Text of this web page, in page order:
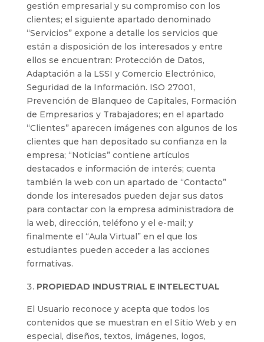
gestión empresarial y su compromiso con los
clientes; el siguiente apartado denominado
“Servicios” expone a detalle los servicios que
están a disposición de los interesados y entre
ellos se encuentran: Protección de Datos,
Adaptación a la LSSI y Comercio Electrónico,
Seguridad de la Información. ISO 27001,
Prevención de Blanqueo de Capitales, Formación
de Empresarios y Trabajadores; en el apartado
“Clientes” aparecen imágenes con algunos de los
clientes que han depositado su confianza en la
empresa; “Noticias” contiene artículos
destacados e información de interés; cuenta
también la web con un apartado de “Contacto”
donde los interesados pueden dejar sus datos
para contactar con la empresa administradora de
la web, dirección, teléfono y el e-mail; y
finalmente el “Aula Virtual” en el que los
estudiantes pueden acceder a las acciones
formativas.
PROPIEDAD INDUSTRIAL E INTELECTUAL
El Usuario reconoce y acepta que todos los
contenidos que se muestran en el Sitio Web y en
especial, diseños, textos, imágenes, logos,